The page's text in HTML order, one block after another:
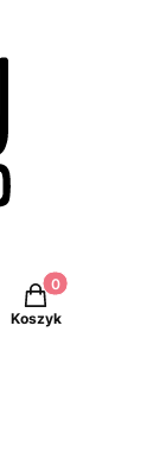
Produkty w
Koszyk